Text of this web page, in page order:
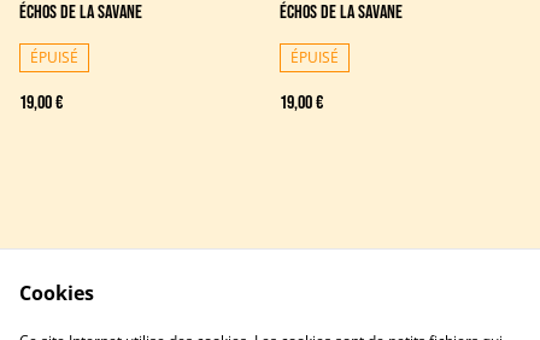
Échos de la savane
ÉPUISÉ
19,00 €
Échos de la savane
ÉPUISÉ
19,00 €
Cookies